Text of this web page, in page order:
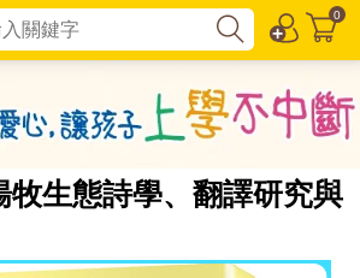
0
牧生態詩學、翻譯研究與